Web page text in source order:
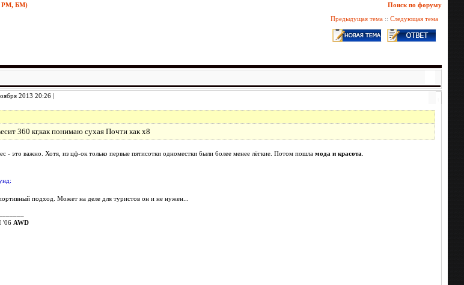
РМ, БМ)
Поиск по форуму
Предыдущая тема :: Следующая тема
2013 20:26 |
360 кг,как понимаю сухая Почти как х8
- это важно. Хотя, из цф-ок только первые пятисотки одноместки были более менее лёгкие. Потом пошла мода и красота
подход. Может на деле для туристов он и не нужен...
'06 AWD